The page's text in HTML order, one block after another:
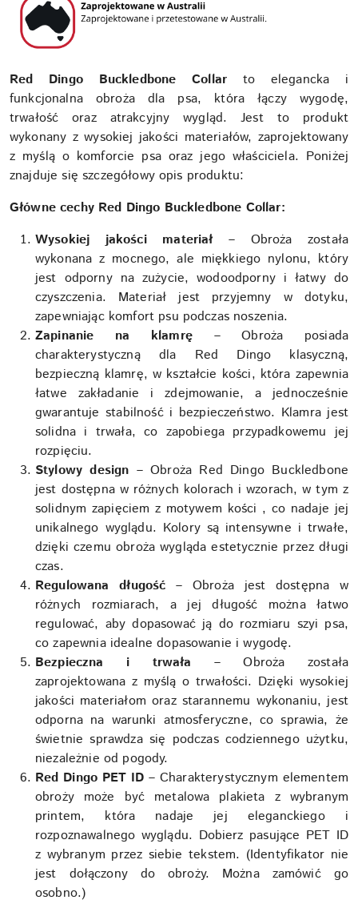
Red Dingo Buckledbone Collar to elegancka i
funkcjonalna obroża dla psa, która łączy wygodę,
trwałość oraz atrakcyjny wygląd. Jest to produkt
wykonany z wysokiej jakości materiałów, zaprojektowany
z myślą o komforcie psa oraz jego właściciela. Poniżej
znajduje się szczegółowy opis produktu:
Główne cechy Red Dingo Buckledbone Collar:
Wysokiej jakości materiał– Obroża została
wykonana z mocnego, ale miękkiego nylonu, który
jest odporny na zużycie, wodoodporny i łatwy do
czyszczenia. Materiał jest przyjemny w dotyku,
zapewniając komfort psu podczas noszenia.
Zapinanie na klamrę– Obroża posiada
charakterystyczną dla Red Dingo klasyczną,
bezpieczną klamrę, w kształcie kości, która zapewnia
łatwe zakładanie i zdejmowanie, a jednocześnie
gwarantuje stabilność i bezpieczeństwo. Klamra jest
solidna i trwała, co zapobiega przypadkowemu jej
rozpięciu.
Stylowy design – Obroża Red Dingo Buckledbone
jest dostępna w różnych kolorach i wzorach, w tym z
solidnym zapięciem z motywem kości , co nadaje jej
unikalnego wyglądu. Kolory są intensywne i trwałe,
dzięki czemu obroża wygląda estetycznie przez długi
czas.
Regulowana długość – Obroża jest dostępna w
różnych rozmiarach, a jej długość można łatwo
regulować, aby dopasować ją do rozmiaru szyi psa,
co zapewnia idealne dopasowanie i wygodę.
Bezpieczna i trwała – Obroża została
zaprojektowana z myślą o trwałości. Dzięki wysokiej
jakości materiałom oraz starannemu wykonaniu, jest
odporna na warunki atmosferyczne, co sprawia, że
świetnie sprawdza się podczas codziennego użytku,
niezależnie od pogody.
Red Dingo PET ID – Charakterystycznym elementem
obroży może być metalowa plakieta z wybranym
printem, która nadaje jej eleganckiego i
rozpoznawalnego wyglądu. Dobierz pasujące PET ID
z wybranym przez siebie tekstem. (Identyfikator nie
jest dołączony do obroży. Można zamówić go
osobno.)